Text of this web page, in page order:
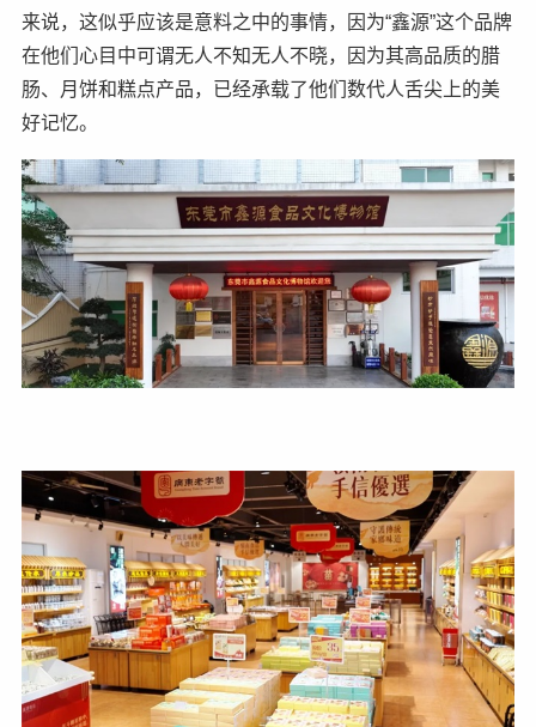
来说，这似乎应该是意料之中的事情，因为“鑫源”这个品牌
在他们心目中可谓无人不知无人不晓，因为其高品质的腊
肠、月饼和糕点产品，已经承载了他们数代人舌尖上的美
好记忆。